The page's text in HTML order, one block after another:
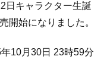
日キャラクター生誕
開始になりました。
10月30日 23時59分